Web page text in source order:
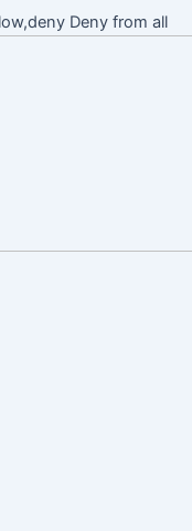
Deny from allIr
al